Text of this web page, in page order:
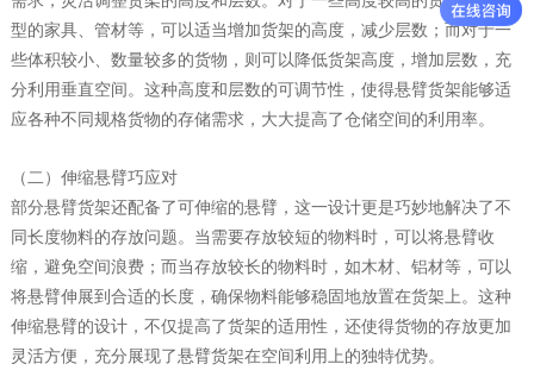
型的家具、管材等，可以适当增加货架的高度，减少层数；而对于一
些体积较小、数量较多的货物，则可以降低货架高度，增加层数，充
分利用垂直空间。这种高度和层数的可调节性，使得悬臂货架能够适
应各种不同规格货物的存储需求，大大提高了仓储空间的利用率。
（二）伸缩悬臂巧应对
部分悬臂货架还配备了可伸缩的悬臂，这一设计更是巧妙地解决了不
同长度物料的存放问题。当需要存放较短的物料时，可以将悬臂收
缩，避免空间浪费；而当存放较长的物料时，如木材、铝材等，可以
将悬臂伸展到合适的长度，确保物料能够稳固地放置在货架上。这种
伸缩悬臂的设计，不仅提高了货架的适用性，还使得货物的存放更加
灵活方便，充分展现了悬臂货架在空间利用上的独特优势。